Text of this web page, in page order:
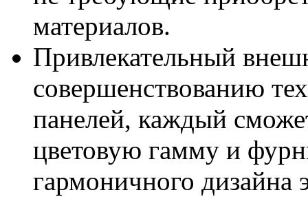
материалов.
Привлекательный
совершенствованию
панелей, каждый
цветовую гамму и
гармоничного дизайна